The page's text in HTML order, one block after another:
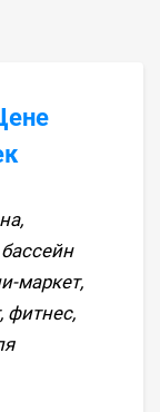
маркет,
фитнес,